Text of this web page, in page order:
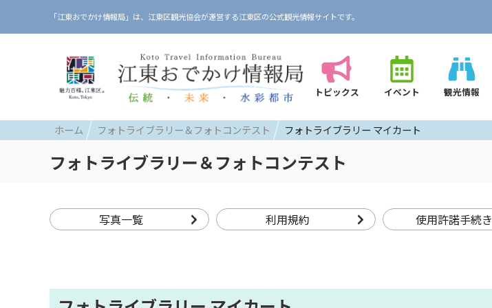
「江東おでかけ情報局」は、江東区観光協会が運営する江東区の公式観光情報サイトです。
トピックス イベント 観光情報
ホーム フォトライブラリー＆フォトコンテスト フォトライブラリー マイカート
フォトライブラリー＆フォトコンテスト
写真一覧 利用規約 使用許諾手続き